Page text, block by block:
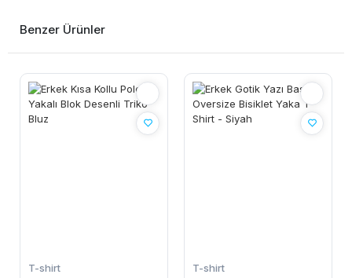
Benzer Ürünler
T-shirt T-shirt